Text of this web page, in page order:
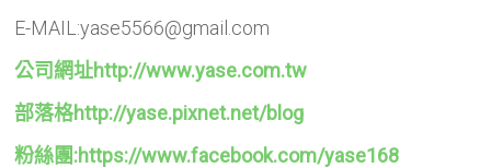
E-MAIL:yase5566@gmail.com
公司網址http://www.yase.com.tw
部落格http://yase.pixnet.net/blog
粉絲團:https://www.facebook.com/yase168